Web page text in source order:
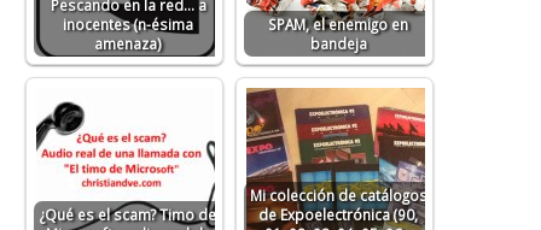
Pescando en la red… a
inocentes (n-ésima
amenaza)
SPAM, el enemigo en
bandeja
¿Qué es el scam? Timo de
Mi colección de catálogos
de Expoelectrónica (90,